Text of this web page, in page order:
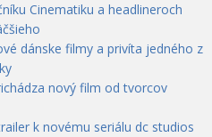
Cinematiku a headlineroch
dánske filmy a privíta jedného z
nový film od tvorcov
k novému seriálu dc studios